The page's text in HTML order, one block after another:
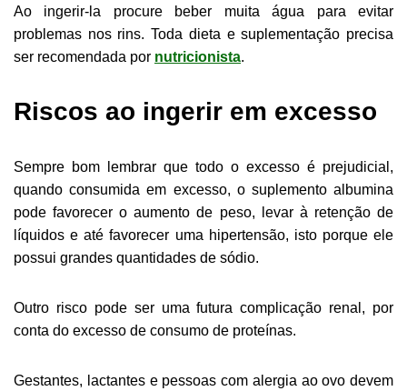
Ao ingerir-la procure beber muita água para evitar
problemas nos rins. Toda dieta e suplementação precisa
ser recomendada por nutricionista.
Riscos ao ingerir em excesso
Sempre bom lembrar que todo o excesso é prejudicial,
quando consumida em excesso, o suplemento albumina
pode favorecer o aumento de peso, levar à retenção de
líquidos e até favorecer uma hipertensão, isto porque ele
possui grandes quantidades de sódio.
Outro risco pode ser uma futura complicação renal, por
conta do excesso de consumo de proteínas.
Gestantes, lactantes e pessoas com alergia ao ovo devem